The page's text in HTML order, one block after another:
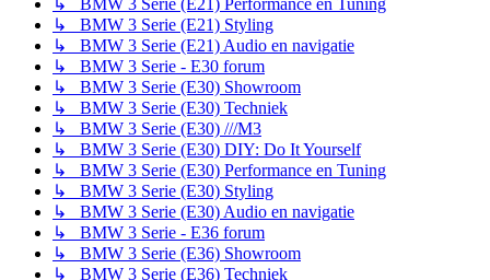
↳ BMW 3 Serie (E21) Styling
↳ BMW 3 Serie (E21) Audio en navigatie
↳ BMW 3 Serie - E30 forum
↳ BMW 3 Serie (E30) Showroom
↳ BMW 3 Serie (E30) Techniek
↳ BMW 3 Serie (E30) ///M3
↳ BMW 3 Serie (E30) DIY: Do It Yourself
↳ BMW 3 Serie (E30) Performance en Tuning
↳ BMW 3 Serie (E30) Styling
↳ BMW 3 Serie (E30) Audio en navigatie
↳ BMW 3 Serie - E36 forum
↳ BMW 3 Serie (E36) Showroom
↳ BMW 3 Serie (E36) Techniek